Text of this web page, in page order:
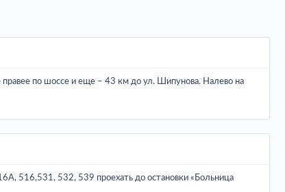
по шоссе и еще – 43 км до ул. Шипунова. Налево на
516,531, 532, 539 проехать до остановки «Больница